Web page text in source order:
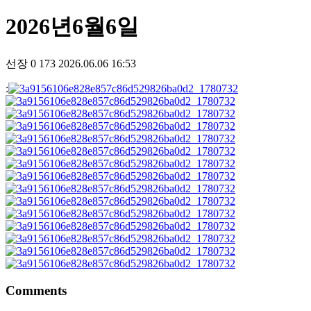
2026년6월6일
선장 0 173 2026.06.06 16:53
:
Comments